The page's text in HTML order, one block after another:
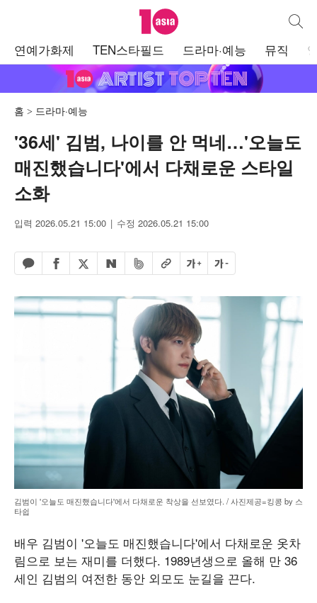
텐아시아 통합
연예가화제 TEN스타필드 드라마·예능 뮤직
홈 드라마·예능
'36세' 김범, 나이를 안 먹네…'오늘도
매진했습니다'에서 다채로운 스타일
소화
입력 2026.05.21 15:00 수정 2026.05.21 15:00
카카오톡 공유하기
페이스북 공유하기
엑스 공유하기
네이버 공유하기
밴드 공유하기
URL복사글자 크게글자 작게
김범이 '오늘도 매진했습니다'에서 다채로운 착상을 선보였다. / 사진제공=킹콩 by 스
타쉽
배우 김범이 '오늘도 매진했습니다'에서 다채로운 옷차
림으로 보는 재미를 더했다. 1989년생으로 올해 만 36
세인 김범의 여전한 동안 외모도 눈길을 끈다.